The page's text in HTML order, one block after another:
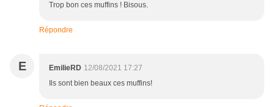
Trop bon ces muffins ! Bisous.
Répondre
E EmilieRD 12/08/2021 17:27
Ils sont bien beaux ces muffins!